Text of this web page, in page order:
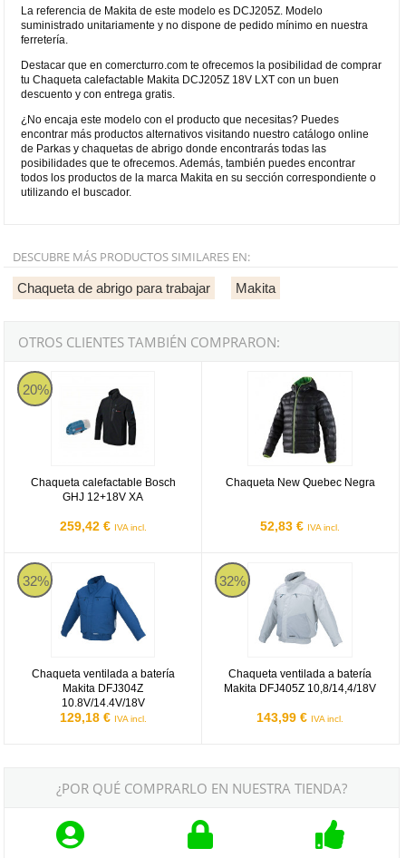
La referencia de Makita de este modelo es DCJ205Z. Modelo
suministrado unitariamente y no dispone de pedido mínimo en nuestra
ferretería.
Destacar que en comercturro.com te ofrecemos la posibilidad de comprar
tu Chaqueta calefactable Makita DCJ205Z 18V LXT con un buen
descuento y con entrega gratis.
¿No encaja este modelo con el producto que necesitas? Puedes
encontrar más productos alternativos visitando nuestro catálogo online
de Parkas y chaquetas de abrigo donde encontrarás todas las
posibilidades que te ofrecemos. Además, también puedes encontrar
todos los productos de la marca Makita en su sección correspondiente o
utilizando el buscador.
DESCUBRE MÁS PRODUCTOS SIMILARES EN:
Chaqueta de abrigo para trabajar Makita
OTROS CLIENTES TAMBIÉN COMPRARON:
20%
Chaqueta calefactable Bosch
GHJ 12+18V XA
259,42 € IVA incl.
Chaqueta calefactable Bosch GHJ 12+18V XA
Chaqueta New Quebec Negra
52,83 € IVA incl.
32%
Chaqueta ventilada a batería
Makita DFJ304Z
10.8V/14.4V/18V
129,18 € IVA incl.
Chaqueta ventilada a batería Makita DFJ304Z 10.8V/14.4V/18V
32%
Chaqueta ventilada a batería
Makita DFJ405Z 10,8/14,4/18V
143,99 € IVA incl.
Chaqueta ventilada a batería
¿POR QUÉ COMPRARLO EN NUESTRA TIENDA?